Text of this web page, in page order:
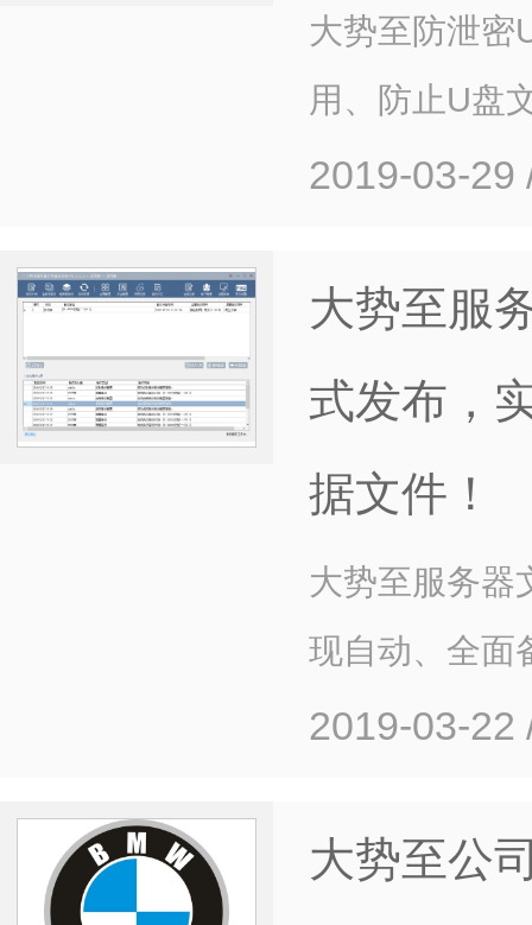
大势至防泄密
用、防止U盘
2019-03-29
大势至服
式发布，
据文件！
大势至服务器
现自动、全面
2019-03-22
大势至公